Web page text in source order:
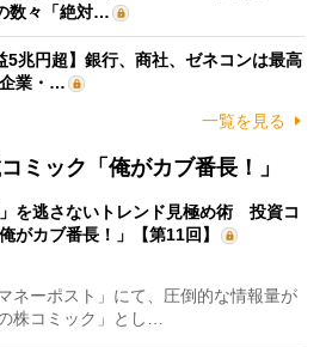
数々「絶対…
5兆円超】銀行、商社、ゼネコンは最高
業・…
一覧を見る
ミック「俺がカブ番長！」
」を逃さないトレンド見極め術 投資コ
がカブ番長！」【第11回】
ネーポスト」にて、圧倒的な情報量が
株コミック」とし…